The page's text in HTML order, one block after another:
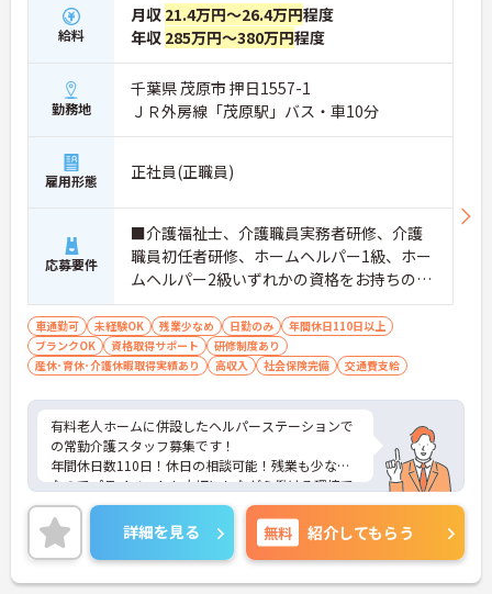
給料
月収 21.4万円～26.4万円程度
年収 285万円～380万円程度
勤務地
千葉県 茂原市 押日1557-1
ＪＲ外房線「茂原駅」バス・車10分
雇用形態 正社員(正職員)
応募要件
■介護福祉士、介護職員実務者研修、介護
職員初任者研修、ホームヘルパー1級、ホー
ムヘルパー2級いずれかの資格をお持ちの方
※サービス提供責任者として勤務経験のあ
る方歓迎 ブランク、未経験OK
車通勤可 未経験OK 残業少なめ 日勤のみ
年間休日110日以上
ブランクOK
資格取得サポート
研修制度あり
産休･育休･介護休暇取得実績あり
高収入 社会保険完備 交通費支給
有料老人ホームに併設したヘルパーステーションで
の常勤介護スタッフ募集です！
年間休日数110日！休日の相談可能！残業も少なめ
なのでプライベートも大切にしながら働ける環境で
す！
ご興味ある方には、面接のポイントなど、さらに詳
細をお話致しますのでお気軽にご相談ください。
詳細を見る 無料 紹介してもらう